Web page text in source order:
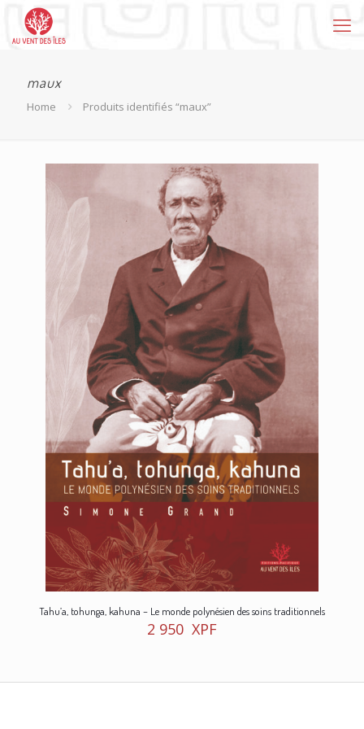
maux
Home Produits identifiés “maux”
Tahu’a, tohunga, kahuna – Le monde polynésien des soins traditionnels
2 950 XPF